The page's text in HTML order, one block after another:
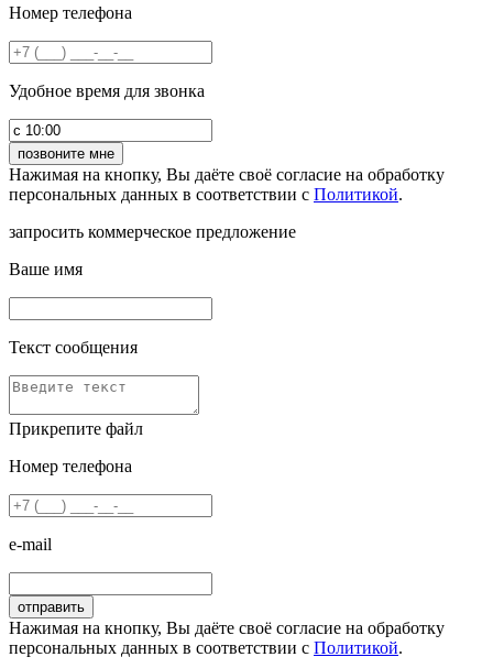
Номер телефона
Удобное время для звонка
Нажимая на кнопку, Вы даёте своё согласие на обработку
персональных данных в соответствии с Политикой.
запросить коммерческое предложение
Ваше имя
Текст сообщения
Прикрепите файл
Номер телефона
e-mail
Нажимая на кнопку, Вы даёте своё согласие на обработку
персональных данных в соответствии с Политикой.